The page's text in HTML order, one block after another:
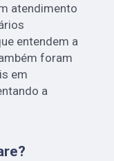
atendimento
entendem a
foram
em
a